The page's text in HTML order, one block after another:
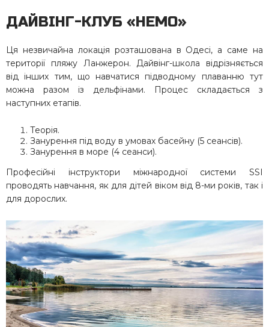
ДАЙВІНГ-КЛУБ «НЕМО»
Ця незвичайна локація розташована в Одесі, а саме на
території пляжу Ланжерон. Дайвінг-школа відрізняється
від інших тим, що навчатися підводному плаванню тут
можна разом із дельфінами. Процес складається з
наступних етапів.
Теорія.
Занурення під воду в умовах басейну (5 сеансів).
Занурення в море (4 сеанси).
Професійні інструктори міжнародної системи SSI
проводять навчання, як для дітей віком від 8-ми років, так і
для дорослих.